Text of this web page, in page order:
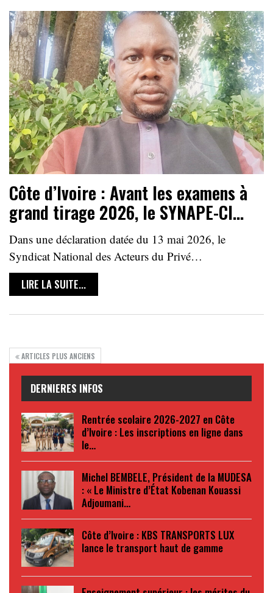
Côte d’Ivoire : Avant les examens à
grand tirage 2026, le SYNAPE-CI…
Dans une déclaration datée du 13 mai 2026, le
Syndicat National des Acteurs du Privé…
LIRE LA SUITE...
ARTICLES PLUS ANCIENS
DERNIERES INFOS
Rentrée scolaire 2026-2027 en Côte
d’Ivoire : Les inscriptions en ligne dans
le…
Michel BEMBELE, Président de la MUDESA
: « Le Ministre d’État Kobenan Kouassi
Adjoumani…
Côte d’Ivoire : KBS TRANSPORTS LUX
lance le transport haut de gamme